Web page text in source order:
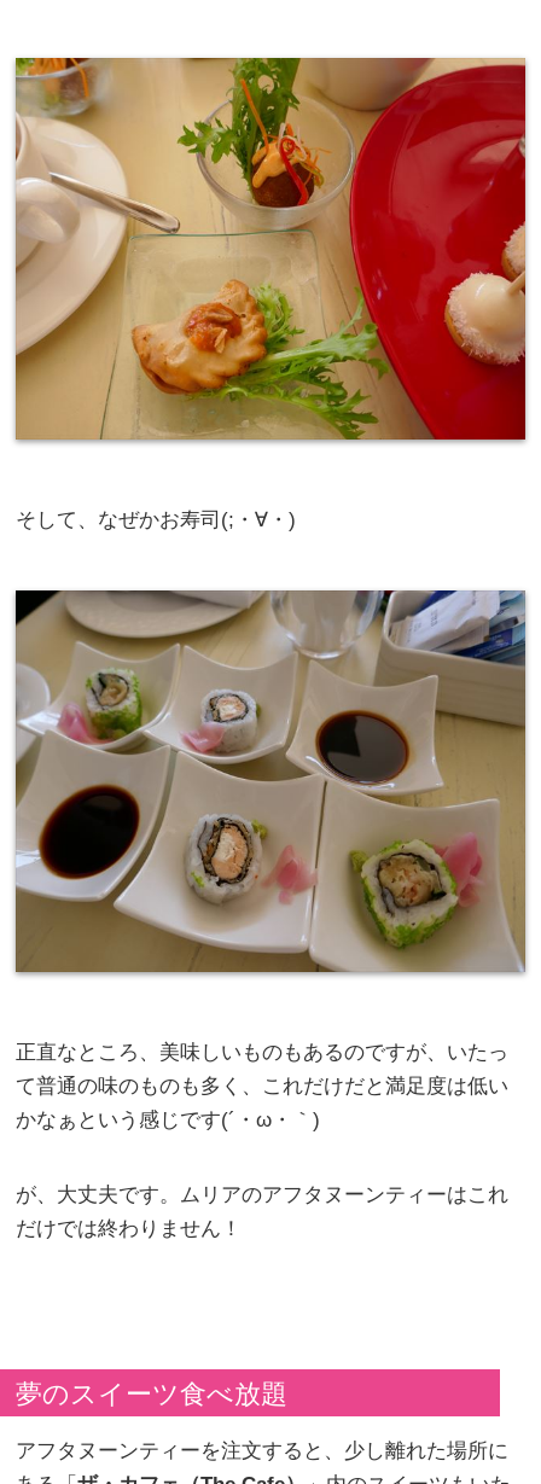
そして、なぜかお寿司(;・∀・)
正直なところ、美味しいものもあるのですが、いたっ
て普通の味のものも多く、これだけだと満足度は低い
かなぁという感じです(´・ω・｀)
が、大丈夫です。ムリアのアフタヌーンティーはこれ
だけでは終わりません！
夢のスイーツ食べ放題
アフタヌーンティーを注文すると、少し離れた場所に